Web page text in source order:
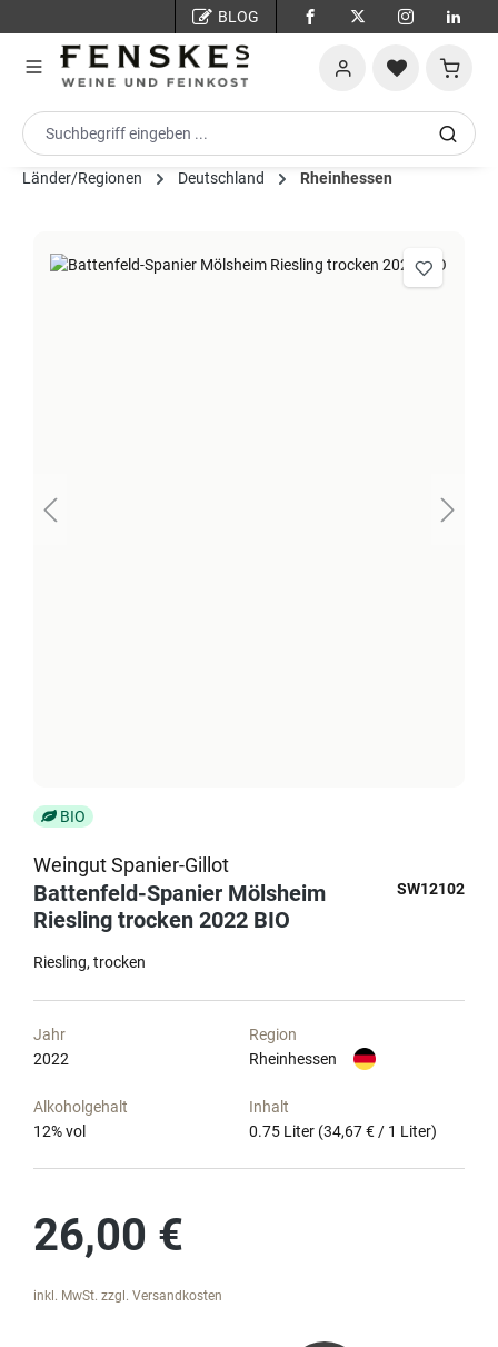
BLOG
Länder/Regionen Deutschland Rheinhessen
BIO
Weingut Spanier-Gillot
Battenfeld-Spanier Mölsheim
Riesling trocken 2022 BIO
SW12102
Riesling trocken
Jahr
2022
Region
Rheinhessen
Alkoholgehalt
12% vol
Inhalt
0.75 Liter (34,67 € / 1 Liter)
26,00 €
inkl. MwSt. zzgl. Versandkosten